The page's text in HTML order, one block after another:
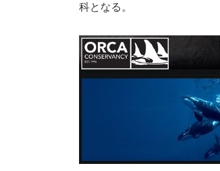
科となる。